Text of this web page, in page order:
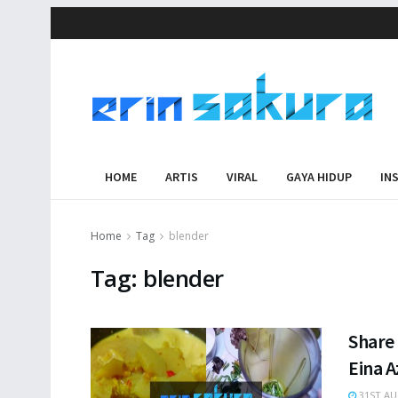
HOME ARTIS VIRAL GAYA HIDUP
Home Tag blender
Tag: blender
Eina
31ST